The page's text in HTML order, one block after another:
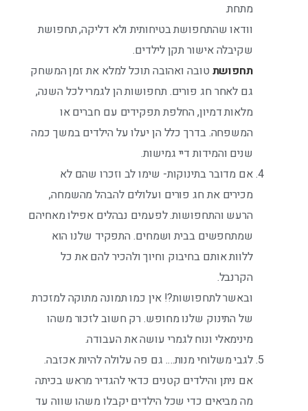
מתחת.
וודאו שהתחפושת בטיחותית ולא דליקה, תחפושת
שקיבלה אישור תקן לילדים.
תחפושת טובה ואהובה תוכל למלא את זמן המשחק
גם לאחר חג פורים. תחפושות הן לגמרי לכל השנה,
מלאות דמיון, החלפת תפקידים עם חברים או
המשפחה. בדרך כלל הן יעלו על הילדים במשך כמה
שנים והמידות דיי גמישות.
אם מדובר בתינוקות- שימו לב וזכרו שהם לא
מכירים את חג פורים ועלולים להבהל מהשמחה,
הרעש והתחפושות. לפעמים נבהלים אפילו מאחיהם
שמתחפשים בבית ושמחים. התפקיד שלנו הוא
ללוות אותם בחיבוק וחיוך ולהכיר להם את כל
הקרנבל.
ובאשר לתחפושות?! אין כמו תמונה מתוקה למזכרת
של התינוק שלנו מחופש. רק חשוב לזכור משהו
מינימאלי ונוח לגמרי עושה את העבודה.
לגבי משלוחי מנות…. גם פה עלולה להיות אכזבה.
אם ניתן והילדים קטנים כדאי להגדיר מראש בכיתה
מה מביאים כדי שכל הילדים יקבלו משהו שווה עד